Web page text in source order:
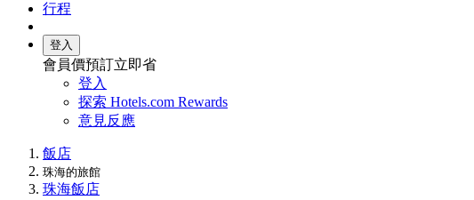
行程
登入
會員價預訂立即省
登入
探索 Hotels.com Rewards
意見反應
飯店
珠海的旅館
珠海飯店